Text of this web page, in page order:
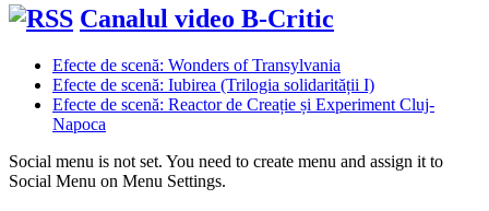
Canalul video B-Critic
Efecte de scenă: Wonders of Transylvania
Efecte de scenă: Iubirea (Trilogia solidarității I)
Efecte de scenă: Reactor de Creație și Experiment Cluj-
Napoca
Social menu is not set. You need to create menu and assign it to
Social Menu on Menu Settings.